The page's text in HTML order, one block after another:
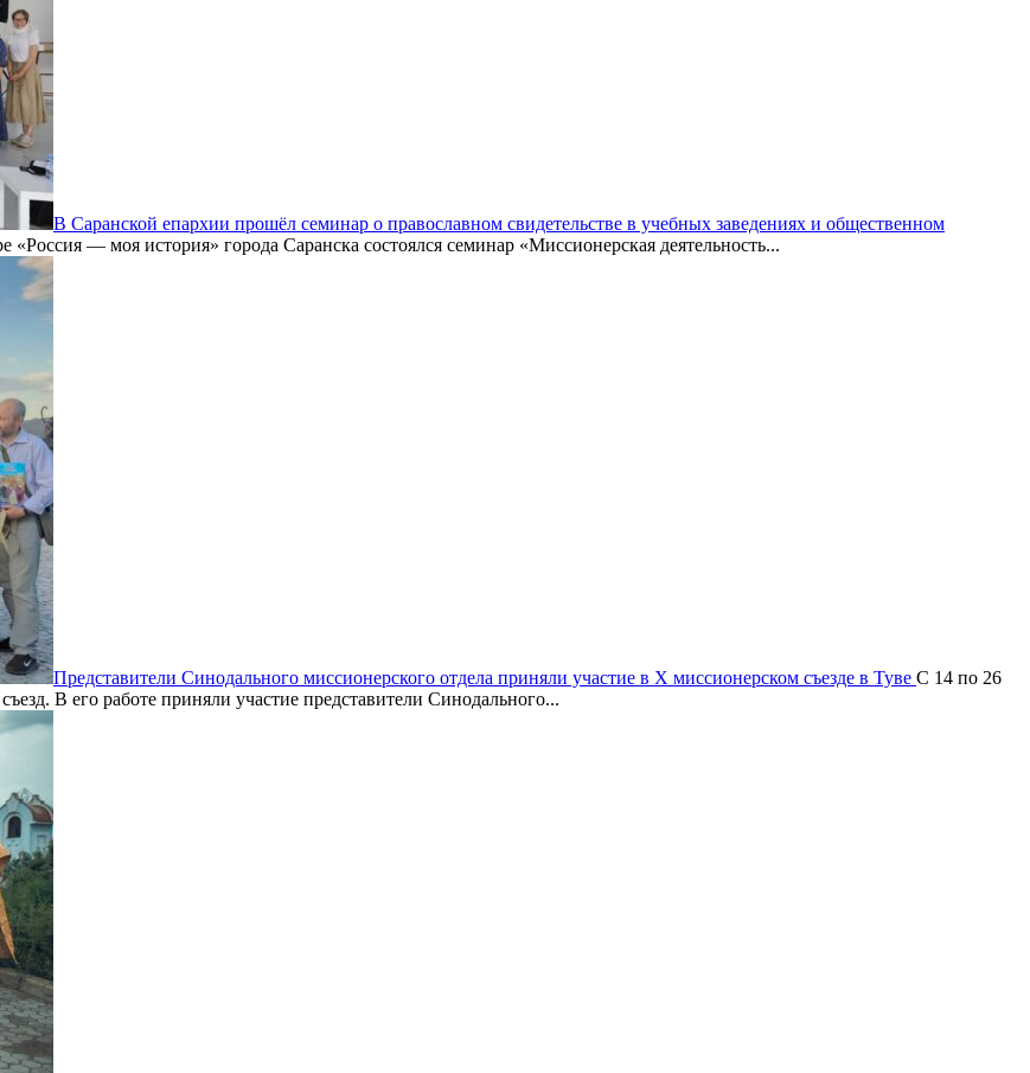
В Саранской епархии прошёл семинар о православном свидетельстве в учебных заведениях и общественном
«Россия — моя история» города Саранска состоялся семинар «Миссионерская деятельность...
Представители Синодального миссионерского отдела приняли участие в X миссионерском съезде в Туве С 14 по 26
В его работе приняли участие представители Синодального...